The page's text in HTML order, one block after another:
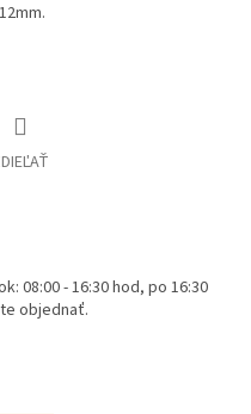
08:00 - 16:30 hod, po 16:30
objednať.